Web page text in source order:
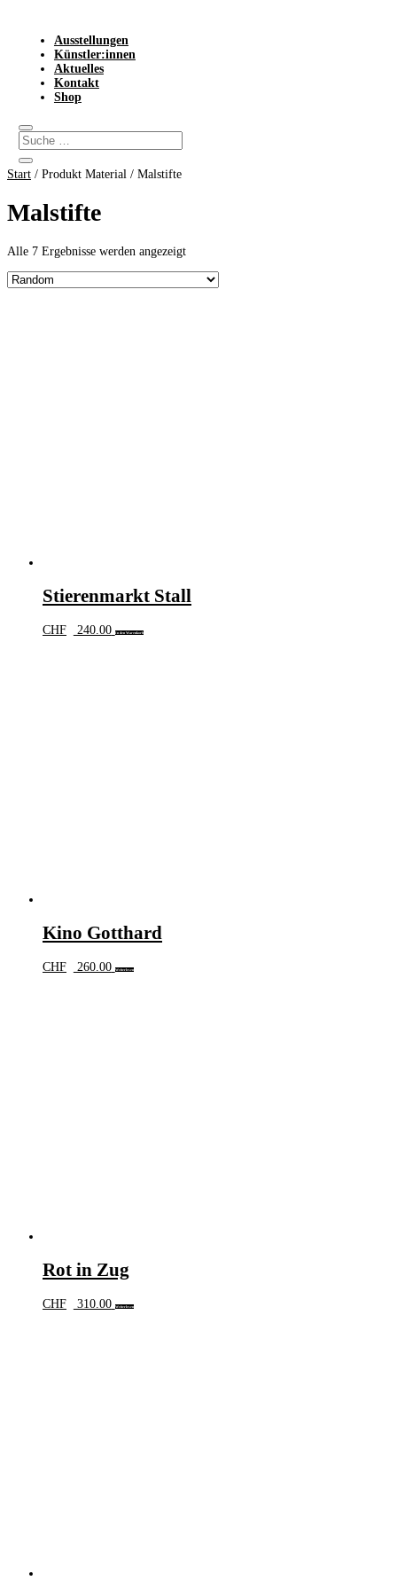
Ausstellungen
Künstler:innen
Aktuelles
Kontakt
Shop
Start / Produkt Material / Malstifte
Malstifte
Alle 7 Ergebnisse werden angezeigt
Stierenmarkt Stall
CHF 240.00 In den Warenkorb
Kino Gotthard
CHF 260.00 Weiterlesen
Rot in Zug
CHF 310.00 Weiterlesen